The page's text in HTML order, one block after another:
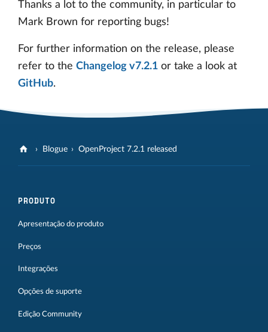
Thanks a lot to the community, in particular to
Mark Brown for reporting bugs!
For further information on the release, please
refer to the Changelog v7.2.1 or take a look at
GitHub.
Blogue OpenProject 7.2.1 released
PRODUTO
Apresentação do produto
Preços
Integrações
Opções de suporte
Edição Community